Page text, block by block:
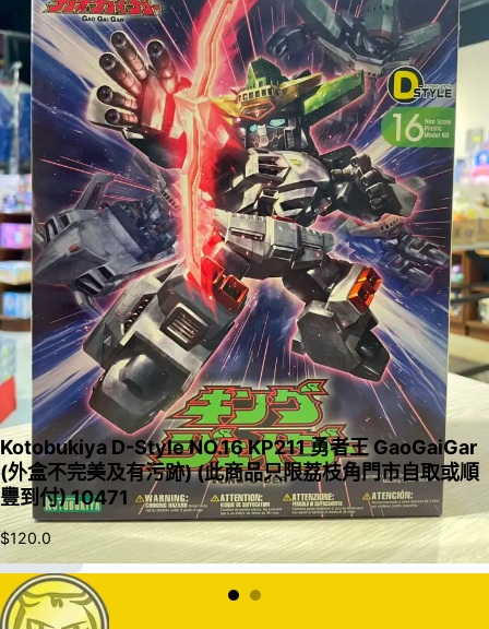
入購物車
Kotobukiya D-Style NO.16 KP211 勇者王 GaoGaiGar
(外盒不完美及有污跡) (此商品只限荔枝角門市自取或順
豐到付) 10471
$120.0